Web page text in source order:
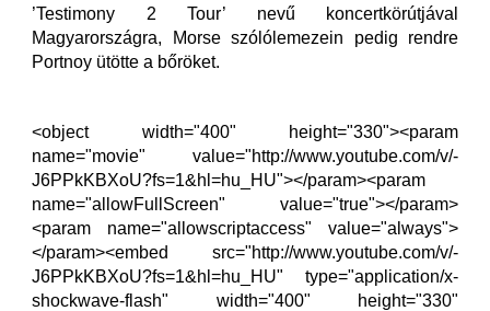
’Testimony 2 Tour’ nevű koncertkörútjával
Magyarországra, Morse szólólemezein pedig rendre
Portnoy ütötte a bőröket.
<object width="400" height="330"><param
name="movie" value="http://www.youtube.com/v/-
J6PPkKBXoU?fs=1&hl=hu_HU"></param><param
name="allowFullScreen" value="true"></param>
<param name="allowscriptaccess" value="always">
</param><embed src="http://www.youtube.com/v/-
J6PPkKBXoU?fs=1&hl=hu_HU" type="application/x-
shockwave-flash" width="400" height="330"